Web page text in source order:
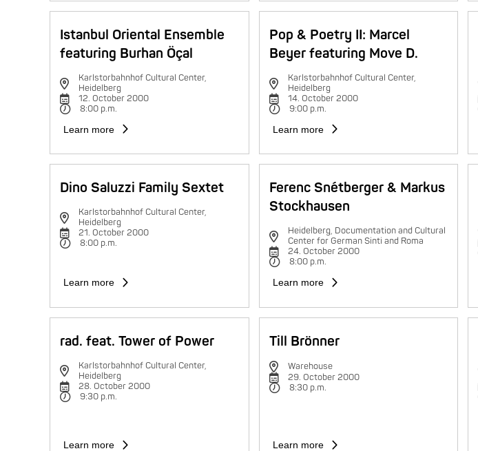
Istanbul Oriental Ensemble
featuring Burhan Öçal
Karlstorbahnhof Cultural Center,
Heidelberg
12. October 2000
8:00 p.m.
Learn more
Pop & Poetry II: Marcel
Beyer featuring Move D.
Karlstorbahnhof Cultural Center,
Heidelberg
14. October 2000
9:00 p.m.
Learn more
Dino Saluzzi Family Sextet
Karlstorbahnhof Cultural Center,
Heidelberg
21. October 2000
8:00 p.m.
Learn more
Ferenc Snétberger & Markus
Stockhausen
Heidelberg, Documentation and Cultural
Center for German Sinti and Roma
24. October 2000
8:00 p.m.
Learn more
rad. feat. Tower of Power
Karlstorbahnhof Cultural Center,
Heidelberg
28. October 2000
9:30 p.m.
Learn more
Till Brönner
Warehouse
29. October 2000
8:30 p.m.
Learn more